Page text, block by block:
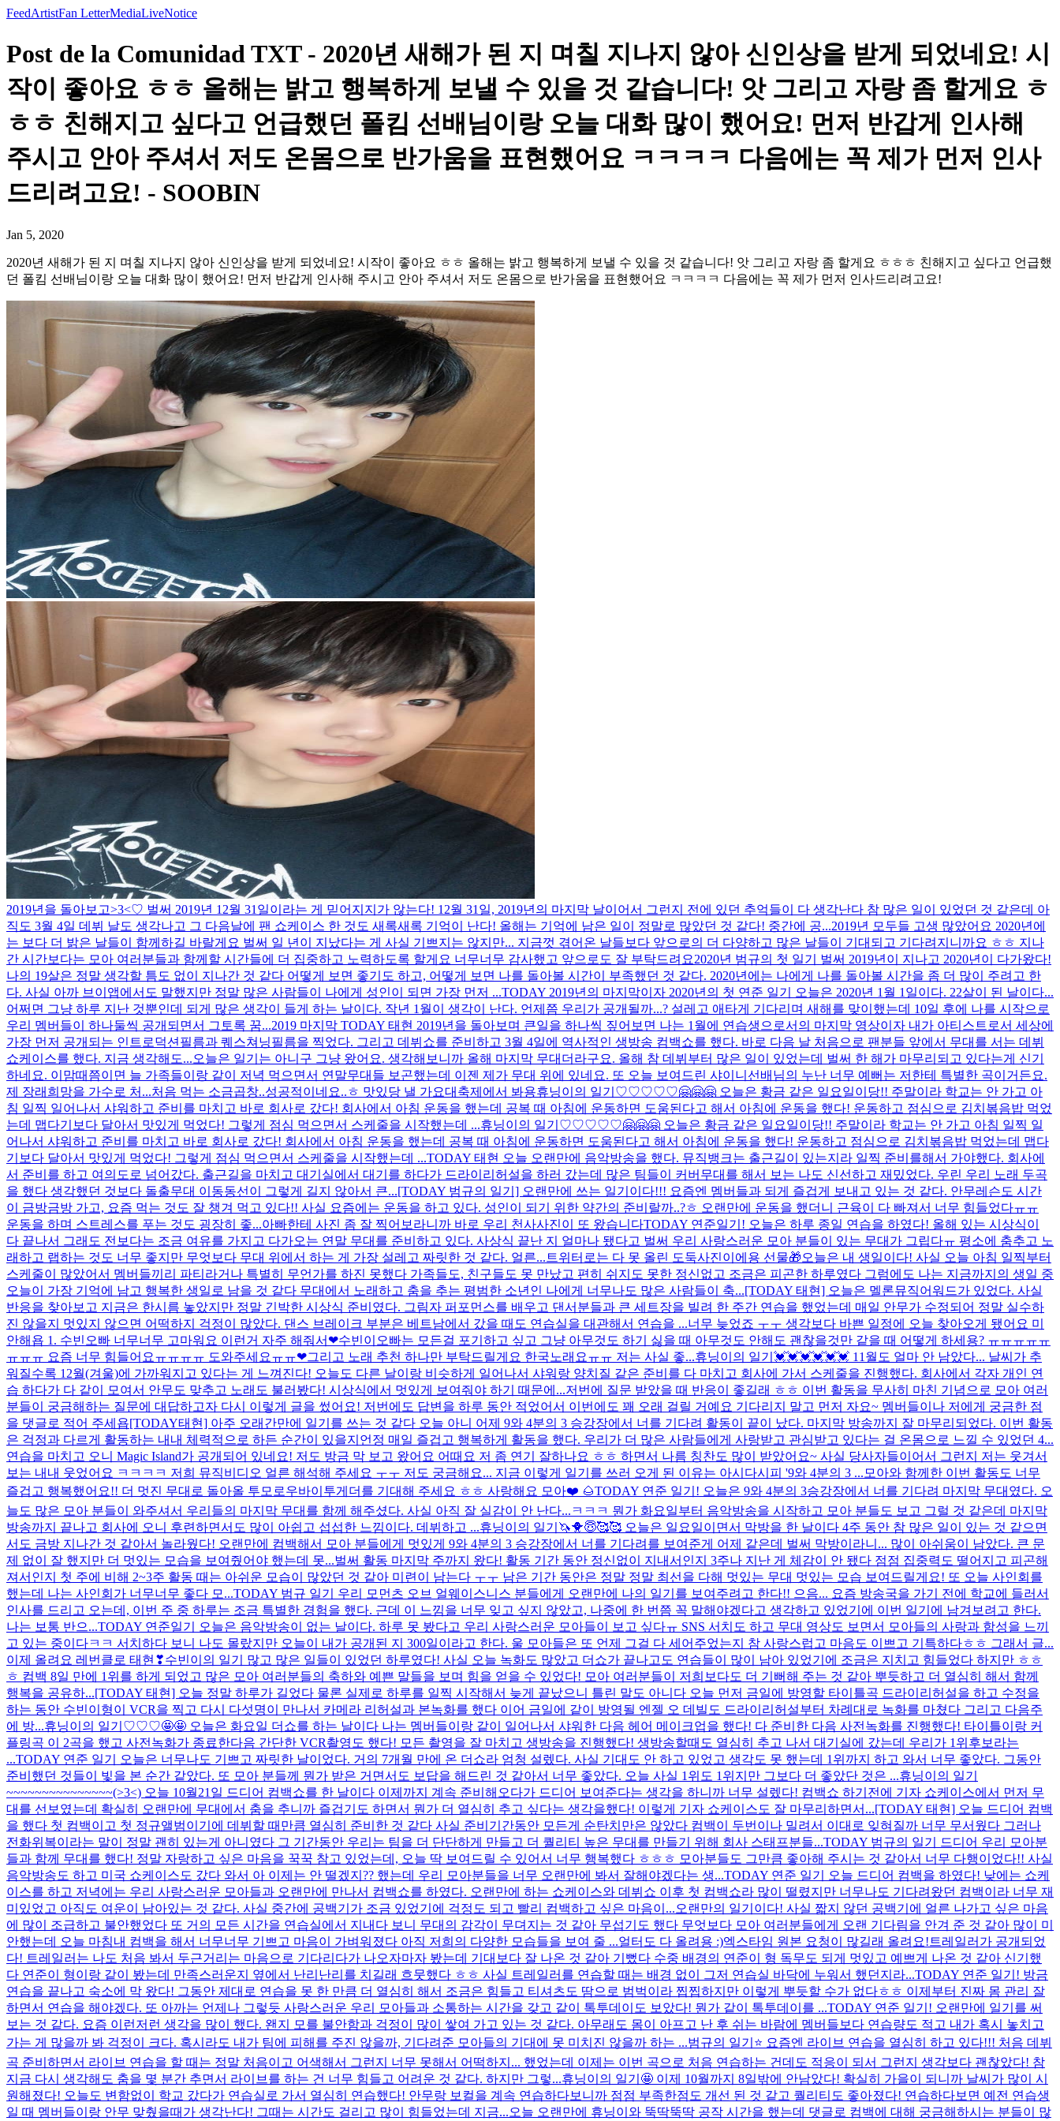
FeedArtistFan LetterMediaLiveNotice
Post de la Comunidad TXT - 2020년 새해가 된 지 며칠 지나지 않아 신인상을 받게 되었네요! 시
작이 좋아요 ㅎㅎ 올해는 밝고 행복하게 보낼 수 있을 것 같습니다! 앗 그리고 자랑 좀 할게요 ㅎ
ㅎㅎ 친해지고 싶다고 언급했던 폴킴 선배님이랑 오늘 대화 많이 했어요! 먼저 반갑게 인사해
주시고 안아 주셔서 저도 온몸으로 반가움을 표현했어요 ㅋㅋㅋㅋ 다음에는 꼭 제가 먼저 인사
드리려고요! - SOOBIN
Jan 5, 2020
2020년 새해가 된 지 며칠 지나지 않아 신인상을 받게 되었네요! 시작이 좋아요 ㅎㅎ 올해는 밝고 행복하게 보낼 수 있을 것 같습니다! 앗 그리고 자랑 좀 할게요 ㅎㅎㅎ 친해지고 싶다고 언급했
던 폴킴 선배님이랑 오늘 대화 많이 했어요! 먼저 반갑게 인사해 주시고 안아 주셔서 저도 온몸으로 반가움을 표현했어요 ㅋㅋㅋㅋ 다음에는 꼭 제가 먼저 인사드리려고요!
2019년을 돌아보고>3<♡ 벌써 2019년 12월 31일이라는 게 믿어지지가 않는다! 12월 31일, 2019년의 마지막 날이어서 그런지 전에 있던 추억들이 다 생각난다 참 많은 일이 있었던 것 같은데 아
직도 3월 4일 데뷔 날도 생각나고 그 다음날에 팬 쇼케이스 한 것도 새록새록 기억이 난다! 올해는 기억에 남은 일이 정말로 많았던 것 같다! 중간에 공...2019년 모두들 고생 많았어요 2020년에
는 보다 더 밝은 날들이 함께하길 바랄게요 벌써 일 년이 지났다는 게 사실 기쁘지는 않지만... 지금껏 겪어온 날들보다 앞으로의 더 다양하고 많은 날들이 기대되고 기다려지니까요 ㅎㅎ 지나
간 시간보다는 모아 여러분들과 함께할 시간들에 더 집중하고 노력하도록 할게요 너무너무 감사했고 앞으로도 잘 부탁드려요2020년 범규의 첫 일기 벌써 2019년이 지나고 2020년이 다가왔다!
나의 19살은 정말 생각할 틈도 없이 지나간 것 같다 어떻게 보면 좋기도 하고, 어떻게 보면 나를 돌아볼 시간이 부족했던 것 같다. 2020년에는 나에게 나를 돌아볼 시간을 좀 더 많이 주려고 한
다. 사실 아까 브이앱에서도 말했지만 정말 많은 사람들이 나에게 성인이 되면 가장 먼저 ...TODAY 2019년의 마지막이자 2020년의 첫 연준 일기 오늘은 2020년 1월 1일이다. 22살이 된 날이다...
어쩌면 그냥 하루 지난 것뿐인데 되게 많은 생각이 들게 하는 날이다. 작년 1월이 생각이 난다. 언제쯤 우리가 공개될까...? 설레고 애타게 기다리며 새해를 맞이했는데 10일 후에 나를 시작으로
우리 멤버들이 하나둘씩 공개되면서 그토록 꿈...2019 마지막 TODAY 태현 2019년을 돌아보며 큰일을 하나씩 짚어보면 나는 1월에 연습생으로서의 마지막 영상이자 내가 아티스트로서 세상에
가장 먼저 공개되는 인트로덕션필름과 퀘스쳐닝필름을 찍었다. 그리고 데뷔쇼를 준비하고 3월 4일에 역사적인 생방송 컴백쇼를 했다. 바로 다음 날 처음으로 팬분들 앞에서 무대를 서는 데뷔
쇼케이스를 했다. 지금 생각해도...오늘은 일기는 아니구 그냥 왔어요. 생각해보니까 올해 마지막 무대더라구요. 올해 참 데뷔부터 많은 일이 있었는데 벌써 한 해가 마무리되고 있다는게 신기
하네요. 이맘때쯤이면 늘 가족들이랑 같이 저녁 먹으면서 연말무대들 보곤했는데 이젠 제가 무대 위에 있네요. 또 오늘 보여드린 샤이니선배님의 누난 너무 예뻐는 저한테 특별한 곡이거든요.
제 장래희망을 가수로 처...처음 먹는 소금곱창..성공적이네요..ㅎ 맛있당 낼 가요대축제에서 봐용휴닝이의 일기♡♡♡♡♡🤗🤗🤗 오늘은 황금 같은 일요일이당!! 주말이라 학교는 안 가고 아
침 일찍 일어나서 샤워하고 준비를 마치고 바로 회사로 갔다! 회사에서 아침 운동을 했는데 공복 때 아침에 운동하면 도움된다고 해서 아침에 운동을 했다! 운동하고 점심으로 김치볶음밥 먹었
는데 맵다기보다 달아서 맛있게 먹었다! 그렇게 점심 먹으면서 스케줄을 시작했는데 ...휴닝이의 일기♡♡♡♡♡🤗🤗🤗 오늘은 황금 같은 일요일이당!! 주말이라 학교는 안 가고 아침 일찍 일
어나서 샤워하고 준비를 마치고 바로 회사로 갔다! 회사에서 아침 운동을 했는데 공복 때 아침에 운동하면 도움된다고 해서 아침에 운동을 했다! 운동하고 점심으로 김치볶음밥 먹었는데 맵다
기보다 달아서 맛있게 먹었다! 그렇게 점심 먹으면서 스케줄을 시작했는데 ...TODAY 태현 오늘 오랜만에 음악방송을 했다. 뮤직뱅크는 출근길이 있는지라 일찍 준비를해서 가야했다. 회사에
서 준비를 하고 여의도로 넘어갔다. 출근길을 마치고 대기실에서 대기를 하다가 드라이리허설을 하러 갔는데 많은 팀들이 커버무대를 해서 보는 나도 신선하고 재밌었다. 우린 우리 노래 두곡
을 했다 생각했던 것보다 돌출무대 이동동선이 그렇게 길지 않아서 큰...[TODAY 범규의 일기] 오랜만에 쓰는 일기이다!!! 요즘엔 멤버들과 되게 즐겁게 보내고 있는 것 같다. 안무레슨도 시간
이 금방금방 가고, 요즘 먹는 것도 잘 챙겨 먹고 있다!! 사실 요즘에는 운동을 하고 있다. 성인이 되기 위한 약간의 준비랄까..?ㅎ 오랜만에 운동을 했더니 근육이 다 빠져서 너무 힘들었다ㅠㅠ
운동을 하며 스트레스를 푸는 것도 굉장히 좋...아빠한테 사진 좀 잘 찍어보라니까 바로 우리 천사사진이 또 왔습니다TODAY 연준일기! 오늘은 하루 종일 연습을 하였다! 올해 있는 시상식이
다 끝나서 그래도 전보다는 조금 여유를 가지고 다가오는 연말 무대를 준비하고 있다. 사상식 끝난 지 얼마나 됐다고 벌써 우리 사랑스러운 모아 분들이 있는 무대가 그립다ㅠ 평소에 춤추고 노
래하고 랩하는 것도 너무 좋지만 무엇보다 무대 위에서 하는 게 가장 설레고 짜릿한 것 같다. 얼른... 트위터로는 다 못 올린 도둑사진이에용 선물🎁오늘은 내 생일이다! 사실 오늘 아침 일찍부터
스케줄이 많았어서 멤버들끼리 파티라거나 특별히 무언가를 하진 못했다 가족들도, 친구들도 못 만났고 편히 쉬지도 못한 정신없고 조금은 피곤한 하루였다 그럼에도 나는 지금까지의 생일 중
오늘이 가장 기억에 남고 행복한 생일로 남을 것 같다 무대에서 노래하고 춤을 추는 평범한 소년인 나에게 너무나도 많은 사람들이 축...[TODAY 태현] 오늘은 멜론뮤직어워드가 있었다. 사실
반응을 찾아보고 지금은 한시름 놓았지만 정말 긴박한 시상식 준비였다. 그림자 퍼포먼스를 배우고 댄서분들과 큰 세트장을 빌려 한 주간 연습을 했었는데 매일 안무가 수정되어 정말 실수하
진 않을지 멋있지 않으면 어떡하지 걱정이 많았다. 댄스 브레이크 부분은 베트남에서 갔을 때도 연습실을 대관해서 연습을 ...너무 늦었죠 ㅜㅜ 생각보다 바쁜 일정에 오늘 찾아오게 됐어요 미
안해욥 1. 수빈오빠 너무너무 고마워요 이런거 자주 해줘서❤수빈이오빠는 모든걸 포기하고 싶고 그냥 아무것도 하기 싫을 때 아무것도 안해도 괜찮을것만 같을 때 어떻게 하세용? ㅠㅠㅠㅠㅠ
ㅠㅠㅠ 요즘 너무 힘들어요ㅠㅠㅠㅠ 도와주세요ㅠㅠ❤그리고 노래 추천 하나만 부탁드릴게요 한국노래요ㅠㅠ 저는 사실 좋...휴닝이의 일기💓💓💓💓💓💓 11월도 얼마 안 남았다... 날씨가 추
워질수록 12월(겨울)에 가까워지고 있다는 게 느껴진다! 오늘도 다른 날이랑 비슷하게 일어나서 샤워랑 양치질 같은 준비를 다 마치고 회사에 가서 스케줄을 진행했다. 회사에서 각자 개인 연
습 하다가 다 같이 모여서 안무도 맞추고 노래도 불러봤다! 시상식에서 멋있게 보여줘야 하기 때문에...저번에 질문 받았을 때 반응이 좋길래 ㅎㅎ 이번 활동을 무사히 마친 기념으로 모아 여러
분들이 궁금해하는 질문에 대답하고자 다시 이렇게 글을 썼어요! 저번에도 답변을 하루 동안 적었어서 이번에도 꽤 오래 걸릴 거예요 기다리지 말고 먼저 자요~ 멤버들이나 저에게 궁금한 점
을 댓글로 적어 주세욥[TODAY태현] 아주 오래간만에 일기를 쓰는 것 같다 오늘 아니 어제 9와 4분의 3 승강장에서 너를 기다려 활동이 끝이 났다. 마지막 방송까지 잘 마무리되었다. 이번 활동
은 걱정과 다르게 활동하는 내내 체력적으로 하든 순간이 있을지언정 매일 즐겁고 행복하게 활동을 했다. 우리가 더 많은 사람들에게 사랑받고 관심받고 있다는 걸 온몸으로 느낄 수 있었던 4...
연습을 마치고 오니 Magic Island가 공개되어 있네요! 저도 방금 막 보고 왔어요 어때요 저 좀 연기 잘하나요 ㅎㅎ 하면서 나름 칭찬도 많이 받았어요~ 사실 당사자들이어서 그런지 저는 웃겨서
보는 내내 웃었어요 ㅋㅋㅋㅋ 저희 뮤직비디오 얼른 해석해 주세요 ㅜㅜ 저도 궁금해요... 지금 이렇게 일기를 쓰러 오게 된 이유는 아시다시피 '9와 4분의 3 ... 모아와 함께한 이번 활동도 너무
즐겁고 행복했어요!! 더 멋진 무대로 돌아올 투모로우바이투게더를 기대해 주세요 ㅎㅎ 사랑해요 모아❤️ 🌰TODAY 연준 일기! 오늘은 9와 4분의 3승강장에서 너를 기다려 마지막 무대였다. 오
늘도 많은 모아 분들이 와주셔서 우리들의 마지막 무대를 함께 해주셨다. 사실 아직 잘 실감이 안 난다...ㅋㅋㅋ 뭔가 화요일부터 음악방송을 시작하고 모아 분들도 보고 그럴 것 같은데 마지막
방송까지 끝나고 회사에 오니 후련하면서도 많이 아쉽고 섭섭한 느낌이다. 데뷔하고 ...휴닝이의 일기🦄🐥😇🥰🥰 오늘은 일요일이면서 막방을 한 날이다 4주 동안 참 많은 일이 있는 것 같으면
서도 금방 지나간 것 같아서 놀라웠다! 오랜만에 컴백해서 모아 분들에게 멋있게 9와 4분의 3 승강장에서 너를 기다려를 보여준게 어제 같은데 벌써 막방이라니... 많이 아쉬움이 남았다. 큰 문
제 없이 잘 했지만 더 멋있는 모습을 보여줬어야 했는데 못...벌써 활동 마지막 주까지 왔다! 활동 기간 동안 정신없이 지내서인지 3주나 지난 게 체감이 안 됐다 점점 집중력도 떨어지고 피곤해
져서인지 첫 주에 비해 2~3주 활동 때는 아쉬운 모습이 많았던 것 같아 미련이 남는다 ㅜㅜ 남은 기간 동안은 정말 정말 최선을 다해 멋있는 무대 멋있는 모습 보여드릴게요! 또 오늘 사인회를
했는데 나는 사인회가 너무너무 좋다 모...TODAY 범규 일기 우리 모먼츠 오브 얼웨이스니스 분들에게 오랜만에 나의 일기를 보여주려고 한다!! 으음... 요즘 방송국을 가기 전에 학교에 들러서
인사를 드리고 오는데, 이번 주 중 하루는 조금 특별한 경험을 했다. 근데 이 느낌을 너무 잊고 싶지 않았고, 나중에 한 번쯤 꼭 말해야겠다고 생각하고 있었기에 이번 일기에 남겨보려고 한다.
나는 보통 반으...TODAY 연준일기 오늘은 음악방송이 없는 날이다. 하루 못 봤다고 우리 사랑스러운 모아들이 보고 싶다ㅠ SNS 서치도 하고 무대 영상도 보면서 모아들의 사랑과 함성을 느끼
고 있는 중이다ㅋㅋ 서치하다 보니 나도 몰랐지만 오늘이 내가 공개된 지 300일이라고 한다. 울 모아들은 또 언제 그걸 다 세어주었는지 참 사랑스럽고 마음도 이쁘고 기특하다ㅎㅎ 그래서 글...
이제 올려요 레번클로 태현❣수빈이의 일기 많고 많은 일들이 있었던 하루였다! 사실 오늘 녹화도 많았고 더쇼가 끝나고도 연습들이 많이 남아 있었기에 조금은 지치고 힘들었다 하지만 ㅎㅎ
ㅎ 컴백 8일 만에 1위를 하게 되었고 많은 모아 여러분들의 축하와 예쁜 말들을 보며 힘을 얻을 수 있었다! 모아 여러분들이 저희보다도 더 기뻐해 주는 것 같아 뿌듯하고 더 열심히 해서 함께
행복을 공유하...[TODAY 태현] 오늘 정말 하루가 길었다 물론 실제로 하루를 일찍 시작해서 늦게 끝났으니 틀린 말도 아니다 오늘 먼저 금일에 방영할 타이틀곡 드라이리허설을 하고 수정을
하는 동안 수빈이형이 VCR을 찍고 다시 다섯명이 만나서 카메라 리허설과 본녹화를 했다 이어 금일에 같이 방영될 엔젤 오 데빌도 드라이리허설부터 차례대로 녹화를 마쳤다 그리고 다음주
에 방...휴닝이의 일기♡♡♡🤩🤩 오늘은 화요일 더쇼를 하는 날이다 나는 멤버들이랑 같이 일어나서 샤워한 다음 헤어 메이크업을 했다! 다 준비한 다음 사전녹화를 진행했다! 타이틀이랑 커
플링곡 이 2곡을 했고 사전녹화가 종료한다음 간단한 VCR촬영도 했다! 모든 촬영을 잘 마치고 생방송을 진행했다! 생방송할때도 열심히 추고 나서 대기실에 갔는데 우리가 1위후보라는
...TODAY 연준 일기 오늘은 너무나도 기쁘고 짜릿한 날이었다. 거의 7개월 만에 온 더쇼라 엄청 설렜다. 사실 기대도 안 하고 있었고 생각도 못 했는데 1위까지 하고 와서 너무 좋았다. 그동안
준비했던 것들이 빛을 본 순간 같았다. 또 모아 분들께 뭔가 받은 거면서도 보답을 해드린 것 같아서 너무 좋았다. 오늘 사실 1위도 1위지만 그보다 더 좋았단 것은 ...휴닝이의 일기
~~~~~~~~~~~~~~~(>3<) 오늘 10월21일 드디어 컴백쇼를 한 날이다 이제까지 계속 준비해오다가 드디어 보여준다는 생각을 하니까 너무 설렜다! 컴백쇼 하기전에 기자 쇼케이스에서 먼저 무
대를 선보였는데 확실히 오랜만에 무대에서 춤을 추니까 즐겁기도 하면서 뭔가 더 열심히 추고 싶다는 생각을했다! 이렇게 기자 쇼케이스도 잘 마무리하면서...[TODAY 태현] 오늘 드디어 컴백
을 했다 첫 컴백이고 첫 정규앨범이기에 데뷔할 때만큼 열심히 준비한 것 같다 사실 준비기간동안 모든게 순탄치만은 않았다 컴백이 두번이나 밀려서 이대로 잊혀질까 너무 무서웠다 그러나
전화위복이라는 말이 정말 괜히 있는게 아니였다 그 기간동안 우리는 팀을 더 단단하게 만들고 더 퀄리티 높은 무대를 만들기 위해 회사 스태프분들...TODAY 범규의 일기 드디어 우리 모아분
들과 함께 무대를 했다! 정말 자랑하고 싶은 마음을 꾹꾹 참고 있었는데, 오늘 딱 보여드릴 수 있어서 너무 행복했다 ㅎㅎㅎ 모아분들도 그만큼 좋아해 주시는 것 같아서 너무 다행이었다!! 사실
음악방송도 하고 미국 쇼케이스도 갔다 와서 아 이제는 안 떨겠지?? 했는데 우리 모아분들을 너무 오랜만에 봐서 잘해야겠다는 생...TODAY 연준 일기 오늘 드디어 컴백을 하였다! 낮에는 쇼케
이스를 하고 저녁에는 우리 사랑스러운 모아들과 오랜만에 만나서 컴백쇼를 하였다. 오랜만에 하는 쇼케이스와 데뷔쇼 이후 첫 컴백쇼라 많이 떨렸지만 너무나도 기다려왔던 컴백이라 너무 재
미있었고 아직도 여운이 남아있는 것 같다. 사실 중간에 공백기가 조금 있었기에 걱정도 되고 빨리 컴백하고 싶은 마음이...오랜만의 일기이다! 사실 짧지 않던 공백기에 얼른 나가고 싶은 마음
에 많이 조급하고 불안했었다 또 거의 모든 시간을 연습실에서 지내다 보니 무대의 감각이 무뎌지는 것 같아 무섭기도 했다 무엇보다 모아 여러분들에게 오랜 기다림을 안겨 준 것 같아 많이 미
안했는데 오늘 마침내 컴백을 해서 너무너무 기쁘고 마음이 가벼워졌다 아직 저희의 다양한 모습들을 보여 줄 ...얼터도 다 올려용 :)엑스타임 원본 요청이 많길래 올려요! 트레일러가 공개되었
다! 트레일러는 나도 처음 봐서 두근거리는 마음으로 기다리다가 나오자마자 봤는데 기대보다 잘 나온 것 같아 기뻤다 수중 배경의 연준이 형 독무도 되게 멋있고 예쁘게 나온 것 같아 신기했
다 연준이 형이랑 같이 봤는데 만족스러운지 옆에서 난리난리를 치길래 흐뭇했다 ㅎㅎ 사실 트레일러를 연습할 때는 배경 없이 그저 연습실 바닥에 누워서 했던지라...TODAY 연준 일기! 방금
연습을 끝나고 숙소에 막 왔다! 그동안 제대로 연습을 못 한 만큼 더 열심히 해서 조금은 힘들고 티셔츠도 땀으로 범벅이라 찝찝하지만 이렇게 뿌듯할 수가 없다ㅎㅎ 이제부터 진짜 몸 관리 잘
하면서 연습을 해야겠다. 또 아까는 언제나 그렇듯 사랑스러운 우리 모아들과 소통하는 시간을 갖고 같이 톡투데이도 보았다! 뭔가 같이 톡투데이를 ...TODAY 연준 일기! 오랜만에 일기를 써
보는 것 같다. 요즘 이런저런 생각을 많이 했다. 왠지 모를 불안함과 걱정이 많이 쌓여 가고 있는 것 같다. 아무래도 몸이 아프고 난 후 쉬는 바람에 멤버들보다 연습량도 적고 내가 혹시 놓치고
가는 게 많을까 봐 걱정이 크다. 혹시라도 내가 팀에 피해를 주진 않을까, 기다려준 모아들의 기대에 못 미치진 않을까 하는 ...범규의 일기⭐️ 요즘엔 라이브 연습을 열심히 하고 있다!!! 처음 데뷔
곡 준비하면서 라이브 연습을 할 때는 정말 처음이고 어색해서 그런지 너무 못해서 어떡하지... 했었는데 이제는 이번 곡으로 처음 연습하는 건데도 적응이 되서 그런지 생각보다 괜찮았다! 참
지금 다시 생각해도 춤을 몇 분간 추면서 라이브를 하는 건 너무 힘들고 어려운 것 같다. 하지만 그렇...휴닝이의 일기🤩 이제 10월까지 8일밖에 안남았다! 확실히 가을이 되니까 날씨가 많이 시
원해졌다! 오늘도 변함없이 학교 갔다가 연습실로 가서 열심히 연습했다! 안무랑 보컬을 계속 연습하다보니까 점점 부족한점도 개선 된 것 같고 퀄리티도 좋아졌다! 연습하다보면 예전 연습생
일 때 멤버들이랑 안무 맞췄을때가 생각난다! 그때는 시간도 걸리고 많이 힘들었는데 지금...오늘 오랜만에 휴닝이와 뚝딱뚝딱 공작 시간을 했는데 댓글로 컴백에 대해 궁금해하시는 분들이 많